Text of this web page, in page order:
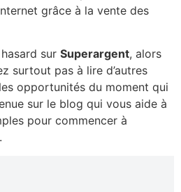
grâce à la vente des
sur Superargent, alors
surtout pas à lire d’autres
opportunités du moment qui
sur le blog qui vous aide à
pour commencer à